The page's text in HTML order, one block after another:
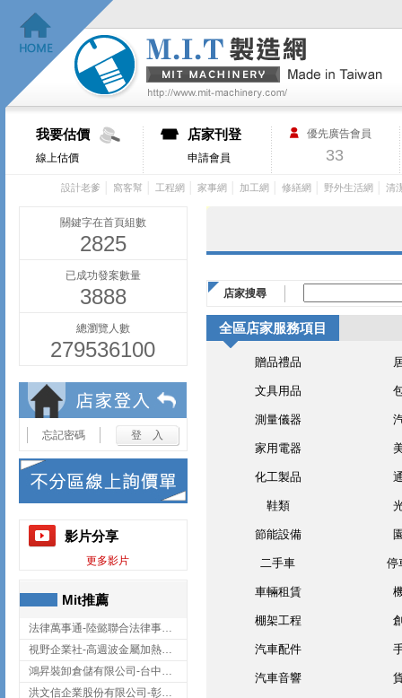
我要估價
線上估價
店家刊登
申請會員
優先廣告會員
33
設計老爹 窩客幫 工程網 家事網 加工網 修繕網 野外生活網 清
關鍵字在首頁組數
2825
已成功發案數量
3888
總瀏覽人數
279536100
忘記密碼
影片分享
更多影片
Mit推薦
法律萬事通-陸懿聯合法律事務所
視野企業社-高週波金屬加熱設備,彰化高週波金屬加熱設備
鴻昇裝卸倉儲有限公司-台中貨櫃裝卸
洪文信企業股份有限公司-彰化鋅合金鑄造,彰化五金加工,彰化五金配件
店家搜尋
全區店家服務項目
贈品禮品
文具用品
測量儀器
家用電器
化工製品
鞋類
節能設備
二手車 停
車輛租賃
棚架工程
汽車配件
汽車音響